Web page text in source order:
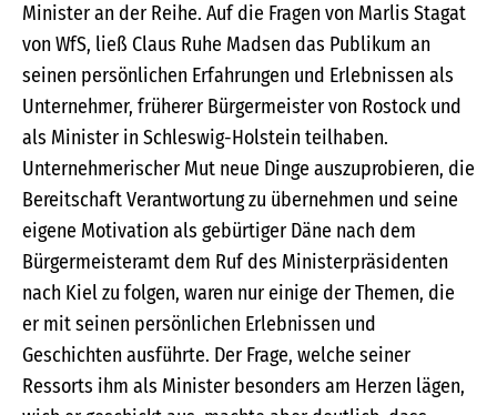
Minister an der Reihe. Auf die Fragen von Marlis Stagat
von WfS, ließ Claus Ruhe Madsen das Publikum an
seinen persönlichen Erfahrungen und Erlebnissen als
Unternehmer, früherer Bürgermeister von Rostock und
als Minister in Schleswig-Holstein teilhaben.
Unternehmerischer Mut neue Dinge auszuprobieren, die
Bereitschaft Verantwortung zu übernehmen und seine
eigene Motivation als gebürtiger Däne nach dem
Bürgermeisteramt dem Ruf des Ministerpräsidenten
nach Kiel zu folgen, waren nur einige der Themen, die
er mit seinen persönlichen Erlebnissen und
Geschichten ausführte. Der Frage, welche seiner
Ressorts ihm als Minister besonders am Herzen lägen,